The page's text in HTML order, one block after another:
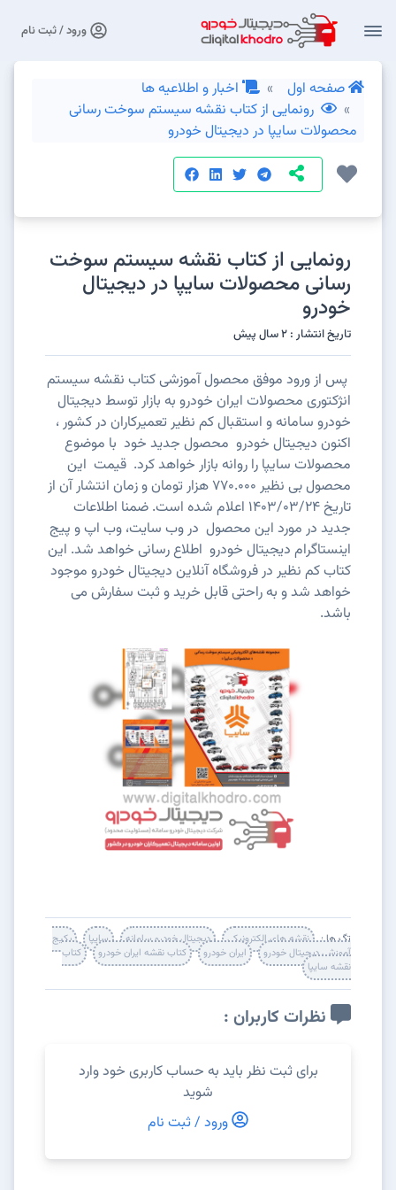
ورود / ثبت نام
صفحه اول
اخبار و اطلاعیه ها
رونمایی از کتاب نقشه سیستم سوخت رسانی
محصولات سایپا در دیجیتال خودرو
رونمایی از کتاب نقشه سیستم سوخت
رسانی محصولات سایپا در دیجیتال
خودرو
تاریخ انتشار : 2 سال پیش
پس از ورود موفق محصول آموزشی کتاب نقشه سیستم
انژکتوری محصولات ایران خودرو به بازار توسط دیجیتال
خودرو سامانه و استقبال کم نظیر تعمیرکاران در کشور ،
اکنون دیجیتال خودرو محصول جدید خود با موضوع
محصولات سایپا را روانه بازار خواهد کرد. قیمت این
محصول بی نظیر 770.000 هزار تومان
و زمان انتشار آن از
تاریخ 1403/03/24 اعلام شده است. ضمنا
اطلاعات
جدید در مورد این محصول در وب سایت، وب اپ و پیج
اینستاگرام دیجیتال خودرو اطلاع رسانی خواهد شد. این
کتاب کم نظیر در فروشگاه آنلاین دیجیتال خودرو موجود
خواهد شد و به راحتی قابل خرید و ثبت سفارش می
باشد.
تگ ها : نقشه های الکترونیکی دیجیتال خودرو سامانه سایپا
پکیج
آموزشی دیجیتال خودرو
ایران خودرو کتاب نقشه ایران خودرو
کتاب
نقشه سایپا
نظرات کاربران :
برای ثبت نظر باید به حساب کاربری خود وارد
شوید
ورود / ثبت نام